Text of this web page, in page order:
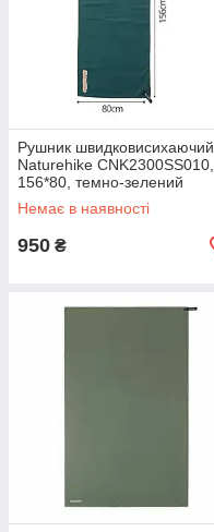
Рушник швидковисихаючий
Naturehike CNK2300SS010,
156*80, темно-зелений
Немає в наявності
950 ₴